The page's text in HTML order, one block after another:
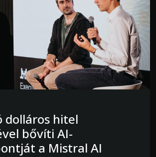
dolláros hitel
bővíti AI-
a Mistral AI